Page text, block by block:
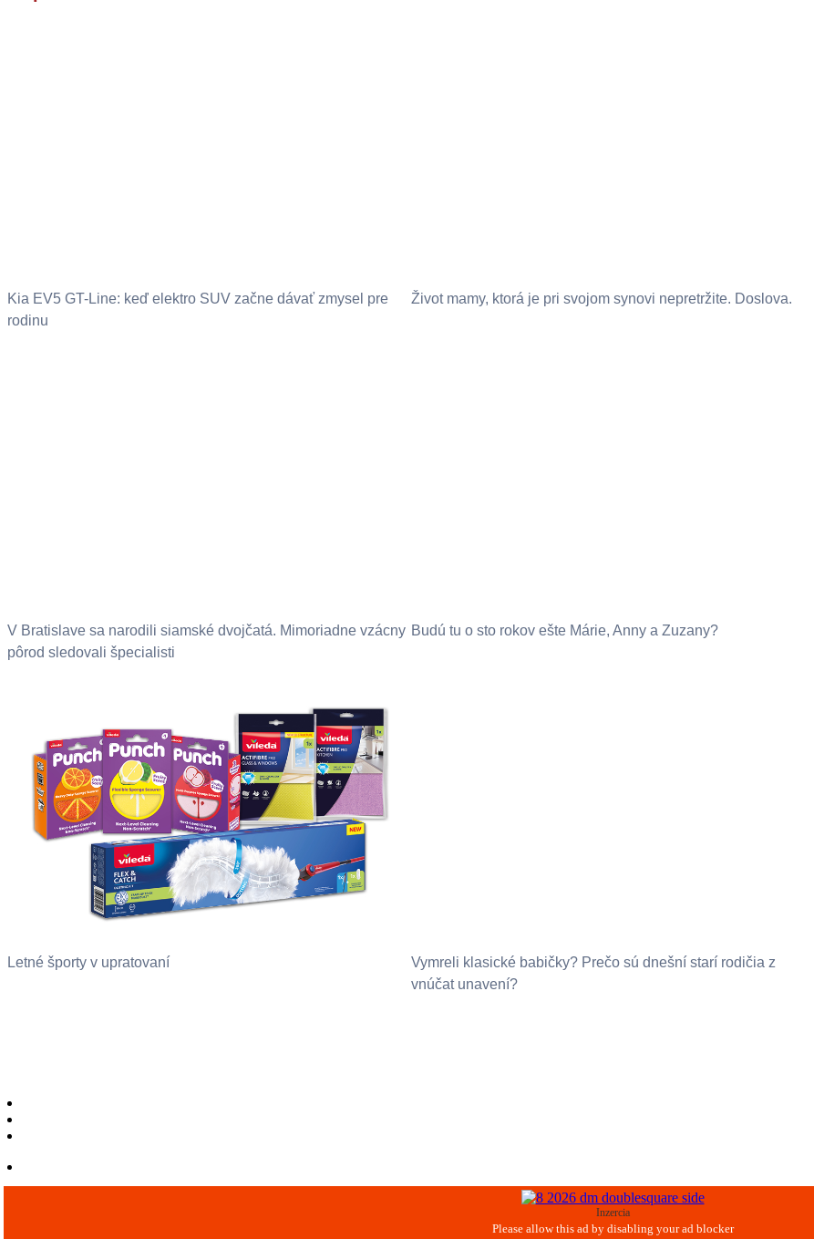
Kia EV5 GT-Line: keď elektro SUV začne dávať zmysel pre
rodinu
Život mamy, ktorá je pri svojom synovi nepretržite. Doslova.
V Bratislave sa narodili siamské dvojčatá. Mimoriadne vzácny
pôrod sledovali špecialisti
Budú tu o sto rokov ešte Márie, Anny a Zuzany?
Letné športy v upratovaní
Vymreli klasické babičky? Prečo sú dnešní starí rodičia z
vnúčat unavení?
Inzercia